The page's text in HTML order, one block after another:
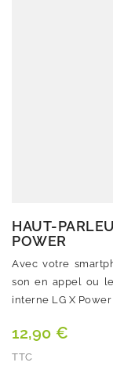
HAUT-
POWER
Avec votre
son en appel ou
interne LG X
12,90 €
TTC